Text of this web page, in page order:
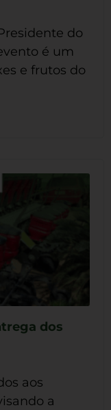
do
é um
e frutos do
dos
aos
a